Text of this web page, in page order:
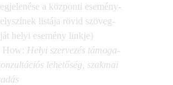
a köz­pon­ti ese­mény­
lis­tá­ja rövid szö­veg­
helyi ese­mény linkje)
How: Helyi szer­ve­zés támo­ga­
lehe­tő­ség, szak­mai